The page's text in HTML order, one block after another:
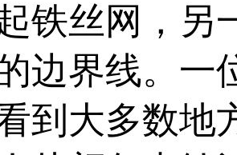
铁丝网，另
边界线。一
到大多数地